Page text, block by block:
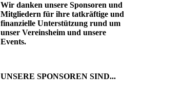
Wir danken unsere Sponsoren und
Mitgliedern für ihre tatkräftige und
finanzielle Unterstützung rund um
unser Vereinsheim und unsere
Events.
UNSERE SPONSOREN SIND...